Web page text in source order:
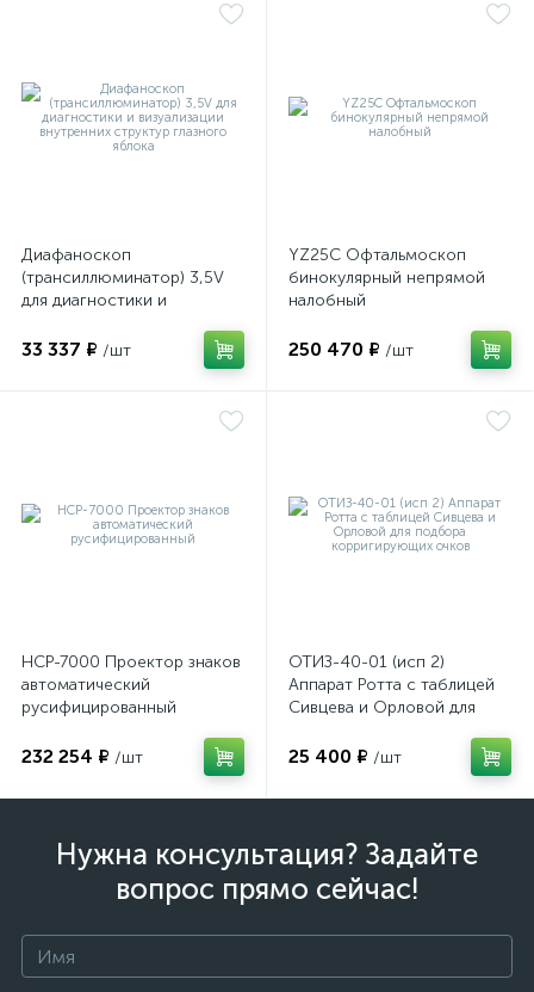
Диафаноскоп
(трансиллюминатор) 3,5V
для диагностики и
структур глазного яблока
33 337 ₽ /шт
YZ25C Офтальмоскоп
бинокулярный непрямой
налобный
250 470 ₽ /шт
НСР-7000 Проектор знаков
автоматический
русифицированный
232 254 ₽ /шт
ОТИЗ-40-01 (исп 2)
Аппарат Ротта с таблицей
Сивцева и Орловой для
очков
25 400 ₽ /шт
Нужна консультация? Задайте
вопрос прямо сейчас!